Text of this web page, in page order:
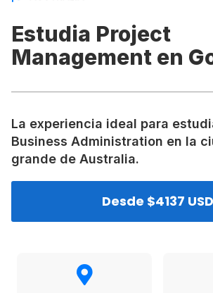
Lo último sobre
Los países que más innovan
Romina Guzman
Reino Unido
Suecia
Asia
China
Corea del Sur
Australia
VER TODAS LAS EXPERIENCIAS
newsletter
Estudia Project
Management en
La experiencia ideal para
Business Administration en la
grande de Australia.
Desde $4137 USD